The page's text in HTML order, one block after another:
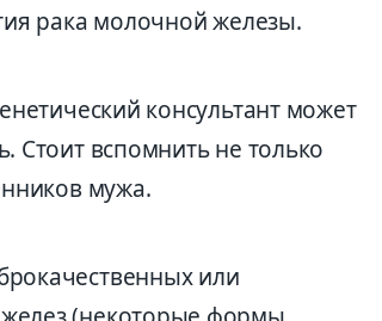
рака молочной железы.
консультант может
Стоит вспомнить не только
мужа.
или